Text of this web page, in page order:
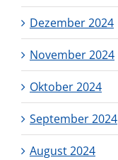
Dezember 2024
November 2024
Oktober 2024
September 2024
August 2024